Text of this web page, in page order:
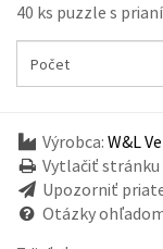
40 ks puzzle s
Výrobca: W&L
Vytlačiť
Upozorniť
Otázky